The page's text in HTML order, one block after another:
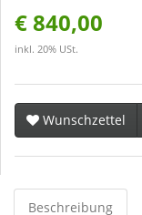
€ 840,00
inkl. 20% USt.
Wunschzettel
Beschreibung